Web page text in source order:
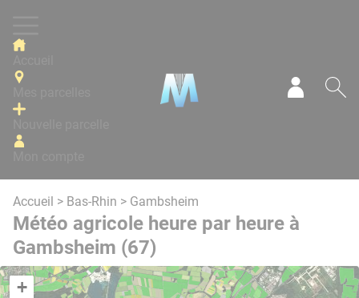
Accueil > Bas-Rhin > Gambsheim
Météo agricole heure par heure à
Gambsheim (67)
+